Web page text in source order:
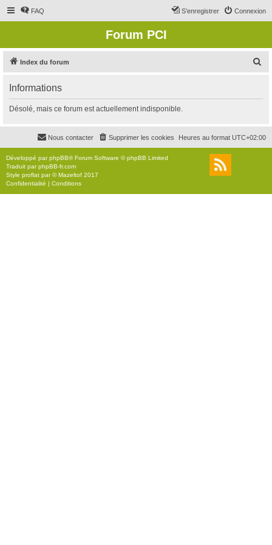
FAQ Connexion
S’enregistrer
Forum PCI
Index du forum
r
c
r
Informations
Désolé, mais ce forum est actuellement indisponible.
Heures au format UTC+02:00
Supprimer les cookies
Nous contacter
Développé parphpBB® Forum Software © phpBB Limited
Traduit parphpBB-fr.com
Style proflat par ©Mazeltof 2017
Confidentialité | Conditions